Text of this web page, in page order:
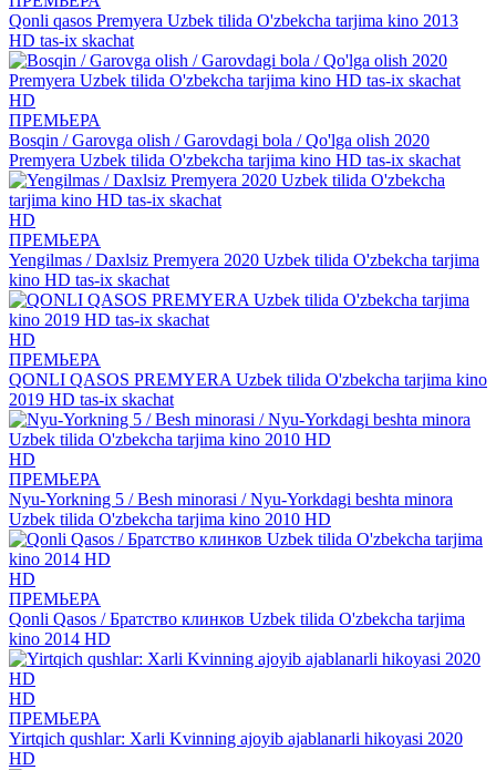
Qonli qasos Premyera Uzbek tilida O'zbekcha tarjima kino 2013
HD tas-ix skachat
HD
ПРЕМЬЕРА
Bosqin / Garovga olish / Garovdagi bola / Qo'lga olish 2020
Premyera Uzbek tilida O'zbekcha tarjima kino HD tas-ix skachat
HD
ПРЕМЬЕРА
Yengilmas / Daxlsiz Premyera 2020 Uzbek tilida O'zbekcha tarjima
kino HD tas-ix skachat
HD
ПРЕМЬЕРА
QONLI QASOS PREMYERA Uzbek tilida O'zbekcha tarjima kino
2019 HD tas-ix skachat
HD
ПРЕМЬЕРА
Nyu-Yorkning 5 / Besh minorasi / Nyu-Yorkdagi beshta minora
Uzbek tilida O'zbekcha tarjima kino 2010 HD
HD
ПРЕМЬЕРА
Qonli Qasos / Братство клинков Uzbek tilida O'zbekcha tarjima
kino 2014 HD
HD
ПРЕМЬЕРА
Yirtqich qushlar: Xarli Kvinning ajoyib ajablanarli hikoyasi 2020
HD